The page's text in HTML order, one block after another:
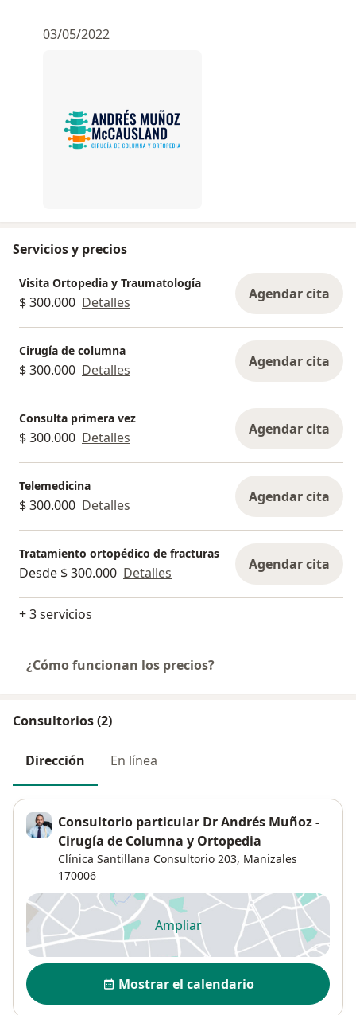
03/05/2022
Servicios y precios
Visita Ortopedia y Traumatología
$ 300.000 Detalles Agendar cita
Cirugía de columna
$ 300.000 Detalles Agendar cita
Consulta primera vez
$ 300.000 Detalles Agendar cita
Telemedicina
$ 300.000 Detalles Agendar cita
Tratamiento ortopédico de fracturas
Desde $ 300.000 Detalles Agendar cita
+ 3 servicios
¿Cómo funcionan los precios?
Consultorios (2)
Dirección En línea
Consultorio particular Dr Andrés Muñoz -
Cirugía de Columna y Ortopedia
Clínica Santillana Consultorio 203, Manizales
170006
Ampliarse abre en una nueva
Disponibilidad
Mostrar el calendario